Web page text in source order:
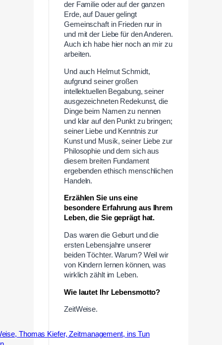
der Familie oder auf der ganzen
Erde, auf Dauer gelingt
Gemeinschaft in Frieden nur in
und mit der Liebe für den Anderen.
Auch ich habe hier noch an mir zu
arbeiten.
Und auch Helmut Schmidt,
aufgrund seiner großen
intellektuellen Begabung, seiner
ausgezeichneten Redekunst, die
Dinge beim Namen zu nennen
und klar auf den Punkt zu bringen;
seiner Liebe und Kenntnis zur
Kunst und Musik, seiner Liebe zur
Philosophie und dem sich aus
diesem breiten Fundament
ergebenden ethisch menschlichen
Handeln.
Erzählen Sie uns eine
besondere Erfahrung aus Ihrem
Leben, die Sie geprägt hat.
Das waren die Geburt und die
ersten Lebensjahre unserer
beiden Töchter. Warum? Weil wir
von Kindern lernen können, was
wirklich zählt im Leben.
Wie lautet Ihr Lebensmotto?
ZeitWeise.